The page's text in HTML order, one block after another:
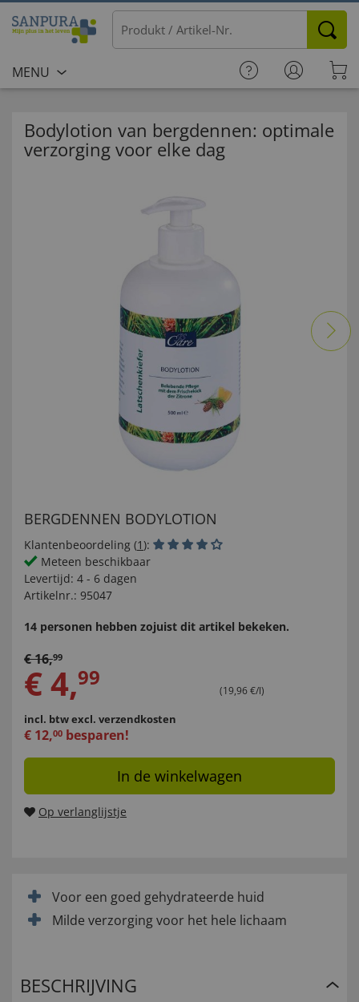
MENU
Bodylotion van bergdennen: optimale
verzorging voor elke dag
BERGDENNEN BODYLOTION
Klantenbeoordeling (1):
Meteen beschikbaar
Levertijd: 4 - 6 dagen
Artikelnr.: 95047
14 personen hebben zojuist dit artikel bekeken.
€16,99
€4,99
(19,96 €/l)
incl. btwexcl. verzendkosten
€ 12,00 besparen!
In de winkelwagen
Op verlanglijstje
Voor een goed gehydrateerde huid
Milde verzorging voor het hele lichaam
BESCHRIJVING